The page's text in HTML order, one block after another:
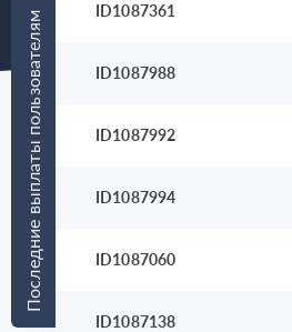
Последние выплаты пользователям ID1087361
ID1087988
ID1087992
ID1087994
ID1087060
ID1087138